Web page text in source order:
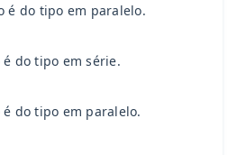
é do tipo em paralelo.
do tipo em série.
do tipo em paralelo.